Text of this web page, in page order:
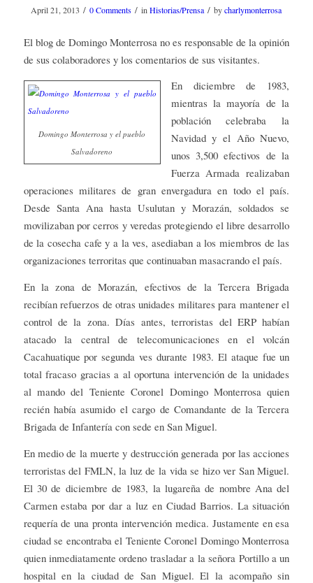
April 21, 2013 / 0 Comments / inHistorias/Prensa / bycharlymonterrosa
El blog de Domingo Monterrosa no es responsable de la opinión
de sus colaboradores y los comentarios de sus visitantes.
Domingo Monterrosa y el pueblo
Salvadoreno
En diciembre de 1983,
mientras la mayoría de la
población celebraba la
Navidad y el Año Nuevo,
unos 3,500 efectivos de la
Fuerza Armada realizaban
operaciones militares de gran envergadura en todo el país.
Desde Santa Ana hasta Usulutan y Morazán, soldados se
movilizaban por cerros y veredas protegiendo el libre desarrollo
de la cosecha cafe y a la ves, asediaban a los miembros de las
organizaciones terroritas que continuaban masacrando el país.
En la zona de Morazán, efectivos de la Tercera Brigada
recibían refuerzos de otras unidades militares para mantener el
control de la zona. Días antes, terroristas del ERP habían
atacado la central de telecomunicaciones en el volcán
Cacahuatique por segunda ves durante 1983. El ataque fue un
total fracaso gracias a al oportuna intervención de la unidades
al mando del Teniente Coronel Domingo Monterrosa quien
recién había asumido el cargo de Comandante de la Tercera
Brigada de Infantería con sede en San Miguel.
En medio de la muerte y destrucción generada por las acciones
terroristas del FMLN, la luz de la vida se hizo ver San Miguel.
El 30 de diciembre de 1983, la lugareña de nombre Ana del
Carmen estaba por dar a luz en Ciudad Barrios. La situación
requería de una pronta intervención medica. Justamente en esa
ciudad se encontraba el Teniente Coronel Domingo Monterrosa
quien inmediatamente ordeno trasladar a la señora Portillo a un
hospital en la ciudad de San Miguel. El la acompaño sin